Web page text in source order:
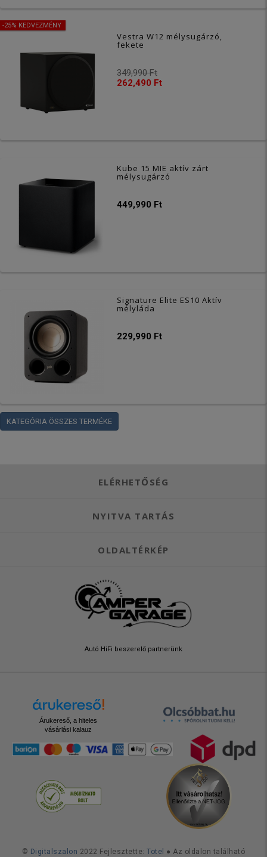
-25% KEDVEZMÉNY
Vestra W12 mélysugárzó,
fekete
349,990 Ft
262,490 Ft
Kube 15 MIE aktív zárt
mélysugárzó
449,990 Ft
Signature Elite ES10 Aktív
mélyláda
229,990 Ft
KATEGÓRIA ÖSSZES TERMÉKE
ELÉRHETŐSÉG
NYITVA TARTÁS
OLDALTÉRKÉP
Autó HiFi beszerelő partnerünk
Árukereső, a hiteles
vásárlási kalauz
© Digitalszalon 2022 Fejlesztette:Totel ● Az oldalon található